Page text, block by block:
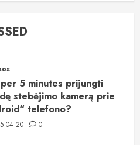
5 minutes prijungti
stebėjimo kamerą prie
telefono?
04-20 0